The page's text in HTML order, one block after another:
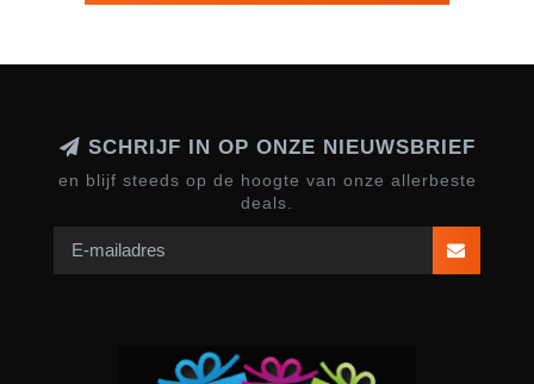
SCHRIJF IN OP ONZE NIEUWSBRIEF
en blijf steeds op de hoogte van onze allerbeste
deals.